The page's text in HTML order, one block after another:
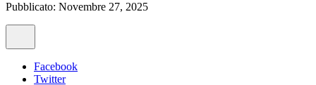
Pubblicato: Novembre 27, 2025
Facebook
Twitter